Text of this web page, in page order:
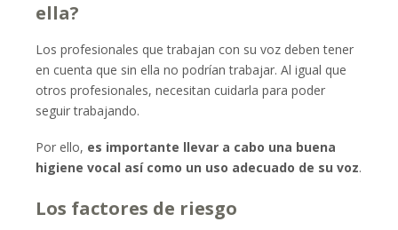
ella?
Los profesionales que trabajan con su voz deben tener
en cuenta que sin ella no podrían trabajar. Al igual que
otros profesionales, necesitan cuidarla para poder
seguir trabajando.
Por ello, es importante llevar a cabo una buena
higiene vocal así como un uso adecuado de su voz.
Los factores de riesgo